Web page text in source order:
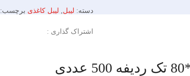
دسته: لیبل, لیبل کاغذی برچسب:
اشتراک گذاری :